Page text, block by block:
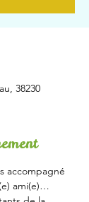
38230
accompagné
ami(e)…